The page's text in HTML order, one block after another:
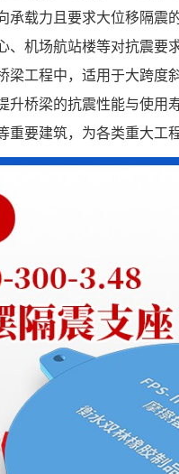
承载力且要求大位移隔震
、机场航站楼等对抗震要
梁工程中，适用于大跨度
升桥梁的抗震性能与使用
重要建筑，为各类重大工